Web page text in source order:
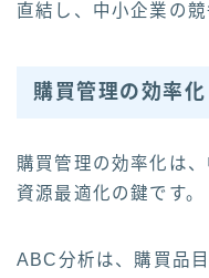
直結し、中小企業の
購買管理の効率
購買管理の効率化は
資源最適化の鍵です。
ABC分析は、購買品